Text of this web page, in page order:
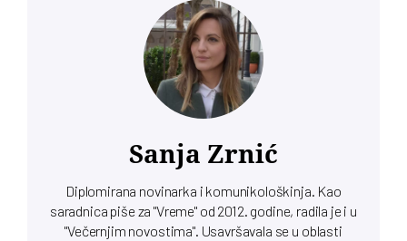
Sanja Zrnić
Diplomirana novinarka i komunikološkinja. Kao
saradnica piše za "Vreme" od 2012. godine, radila je i u
"Večernjim novostima". Usavršavala se u oblasti